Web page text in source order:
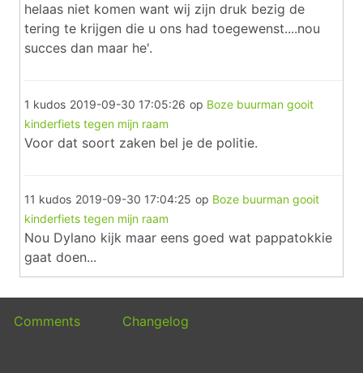
helaas niet komen want wij zijn druk bezig de
tering te krijgen die u ons had toegewenst....nou
succes dan maar he'.
1 kudos 2019-09-30 17:05:26 op Boze buurman gooit
kinderfiets tegen mijn raam
Voor dat soort zaken bel je de politie.
11 kudos 2019-09-30 17:04:25 op Boze buurman gooit
kinderfiets tegen mijn raam
Nou Dylano kijk maar eens goed wat pappatokkie
gaat doen...
Comments Changelog